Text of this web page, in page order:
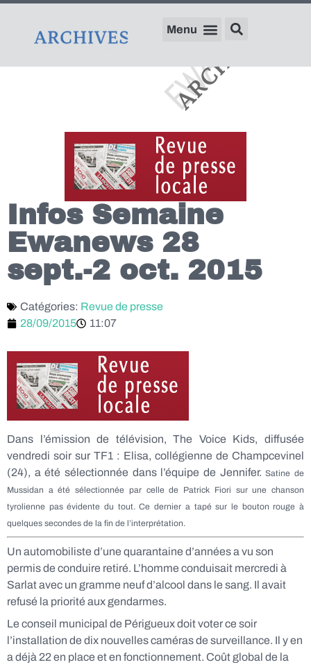
Infos Semaine
Ewanews 28
sept.-2 oct. 2015
Catégories: Revue de presse
28/09/2015
11:07
Dans l’émission de télévision, The Voice Kids, diffusée
vendredi soir sur TF1 : Elisa, collégienne de Champcevinel
(24), a été sélectionnée dans l’équipe de Jennifer.Satine de
Mussidan a été sélectionnée par celle de Patrick Fiori sur une chanson
tyrolienne pas évidente du tout. Ce dernier a tapé sur le bouton rouge à
quelques secondes de la fin de l’interprétation.
Un automobiliste d’une quarantaine d’années a vu son
permis de conduire retiré. L’homme conduisait mercredi à
Sarlat avec un gramme neuf d’alcool dans le sang. Il avait
refusé la priorité aux gendarmes.
Le conseil municipal de Périgueux doit voter ce soir
l’installation de dix nouvelles caméras de surveillance. Il y en
a déjà 22 en place et en fonctionnement. Coût global de la